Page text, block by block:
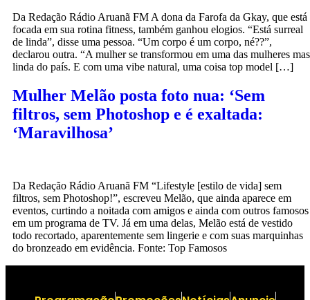
Da Redação Rádio Aruanã FM A dona da Farofa da Gkay, que está
focada em sua rotina fitness, também ganhou elogios. “Está surreal
de linda”, disse uma pessoa. “Um corpo é um corpo, né??”,
declarou outra. “A mulher se transformou em uma das mulheres mas
linda do país. E com uma vibe natural, uma coisa top model […]
Mulher Melão posta foto nua: ‘Sem
filtros, sem Photoshop e é exaltada:
‘Maravilhosa’
Da Redação Rádio Aruanã FM “Lifestyle [estilo de vida] sem
filtros, sem Photoshop!”, escreveu Melão, que ainda aparece em
eventos, curtindo a noitada com amigos e ainda com outros famosos
em um programa de TV. Já em uma delas, Melão está de vestido
todo recortado, aparentemente sem lingerie e com suas marquinhas
do bronzeado em evidência. Fonte: Top Famosos